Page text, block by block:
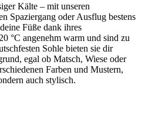
Kälte – mit unseren
Spaziergang oder Ausflug bestens
Füße dank ihres
°C angenehm warm und sind zu
Sohle bieten sie dir
egal ob Matsch, Wiese oder
Farben und Mustern,
auch stylisch.